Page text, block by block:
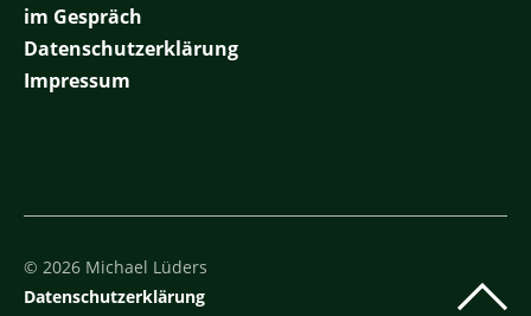
im Gespräch
Datenschutzerklärung
Impressum
© 2026 Michael Lüders
Datenschutzerklärung